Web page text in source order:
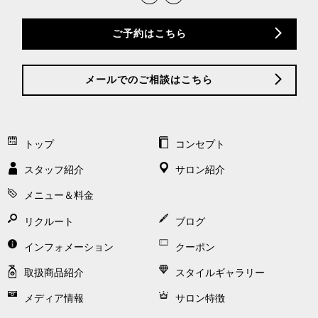
ご予約はこちら
メールでのご相談はこちら
トップ コンセプト
スタッフ紹介 サロン紹介
メニュー＆料金
リクルート ブログ
インフォメーション クーポン
取扱商品紹介 スタイルギャラリー
メディア情報 サロン特徴